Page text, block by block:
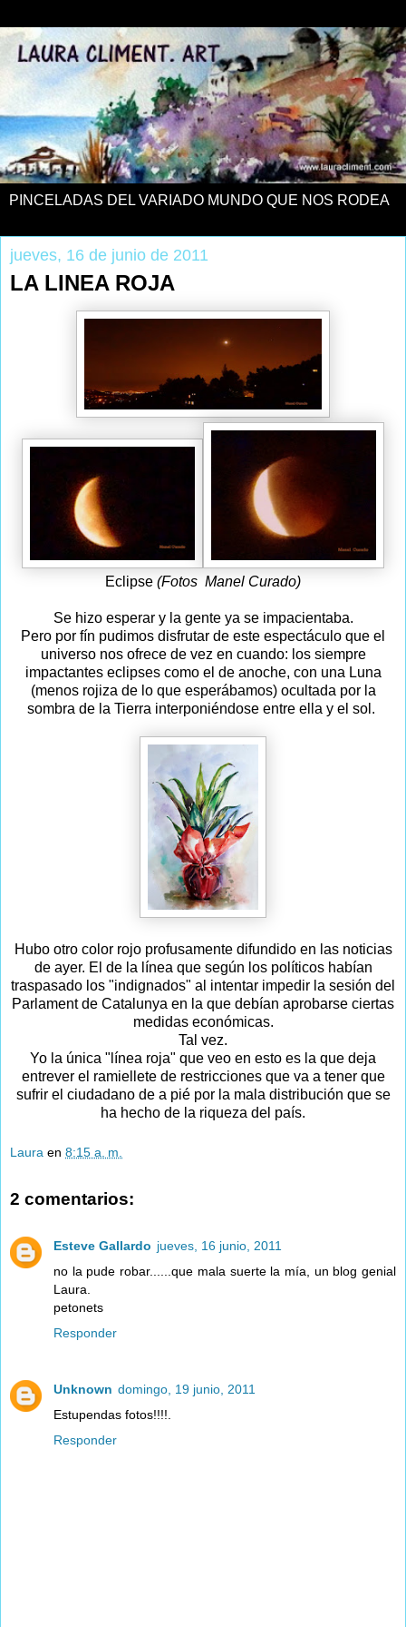
PINCELADAS DEL VARIADO MUNDO QUE NOS RODEA
jueves, 16 de junio de 2011
LA LINEA ROJA
Eclipse (Fotos Manel Curado)
Se hizo esperar y la gente ya se impacientaba.
Pero por fín pudimos disfrutar de este espectáculo que el
universo nos ofrece de vez en cuando: los siempre
impactantes eclipses como el de anoche, con una Luna
(menos rojiza de lo que esperábamos) ocultada por la
sombra de la Tierra interponiéndose entre ella y el sol.
Hubo otro color rojo profusamente difundido en las noticias
de ayer. El de la línea que según los políticos habían
traspasado los "indignados" al intentar impedir la sesión del
Parlament de Catalunya en la que debían aprobarse ciertas
medidas económicas.
Tal vez.
Yo la única "línea roja" que veo en esto es la que deja
entrever el ramiellete de restricciones que va a tener que
sufrir el ciudadano de a pié por la mala distribución que se
ha hecho de la riqueza del país.
Laura en 8:15 a. m.
2 comentarios:
Esteve Gallardo jueves, 16 junio, 2011
no la pude robar......que mala suerte la mía, un blog genial
Laura.
petonets
Responder
Unknown domingo, 19 junio, 2011
Estupendas fotos!!!!.
Responder